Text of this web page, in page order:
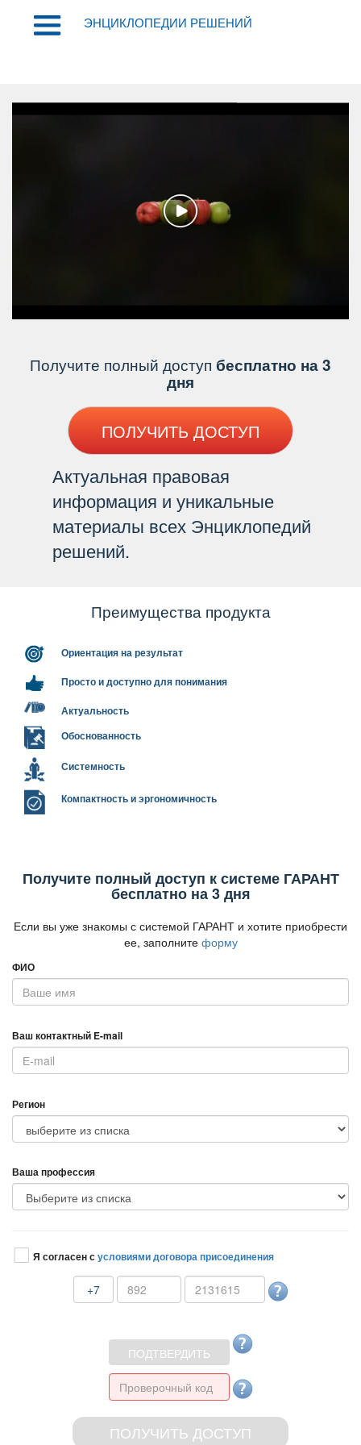
ЭНЦИКЛОПЕДИИ РЕШЕНИЙ
Получите полный доступ есплатно на 3
дня
ПОЛУЧИТЬ ДОСТУП
Актуальная правовая
информация и уникальные
материалы всех Энциклопедий
решений.
Преимущества продукта
Ориентация на результат
Просто и доступно для понимания
Актуальность
Обоснованность
Системность
Компактность и эргономичность
Получите полный доступ к системе ГАРАНТ
есплатно на 3 дня
Если вы уже знакомы с системой ГАРАНТ и хотите приобрести
ее, заполните форму
ФИО
аш контактный E-mail
Регион
аша профессия
Я согласен сусловиями договора присоединения
+7